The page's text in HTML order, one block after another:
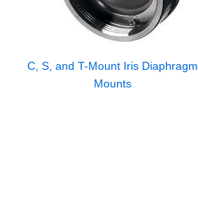
C, S, and T-Mount Iris Diaphragm
Mounts